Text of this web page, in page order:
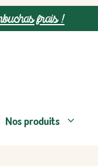
frais !
Nos produits